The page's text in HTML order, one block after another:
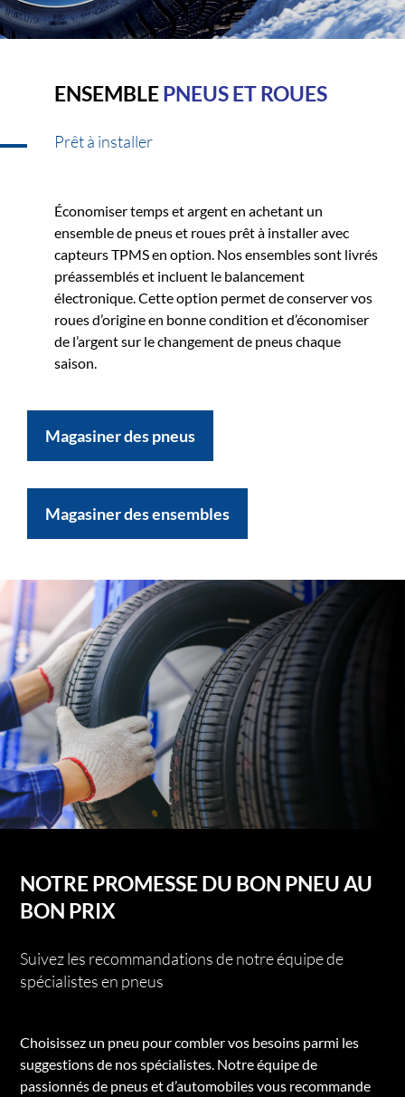
ENSEMBLEPNEUS ET ROUES
Prêt à installer
Économiser temps et argent en achetant un
ensemble de pneus et roues prêt à installer avec
capteurs TPMS en option. Nos ensembles sont livrés
préassemblés et incluent le balancement
électronique. Cette option permet de conserver vos
roues d’origine en bonne condition et d’économiser
de l’argent sur le changement de pneus chaque
saison.
Magasiner des pneus
Magasiner des ensembles
NOTRE PROMESSE DU BON PNEU AU
BON PRIX
Suivez les recommandations de notre équipe de
spécialistes en pneus
Choisissez un pneu pour combler vos besoins parmi les
suggestions de nos spécialistes. Notre équipe de
passionnés de pneus et d’automobiles vous recommande